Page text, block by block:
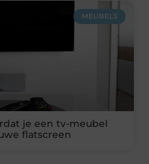
MEUBELS
je een tv-meubel
flatscreen